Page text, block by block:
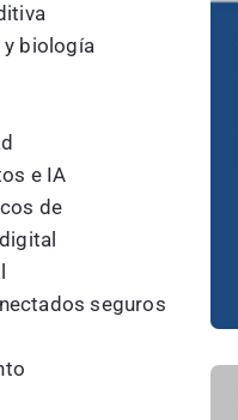
biología
e IA
de
seguros